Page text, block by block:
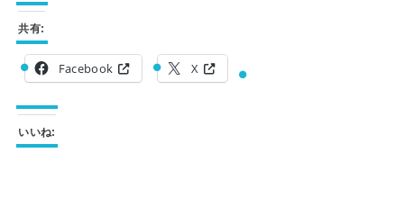
共有:
Facebook X
いいね: